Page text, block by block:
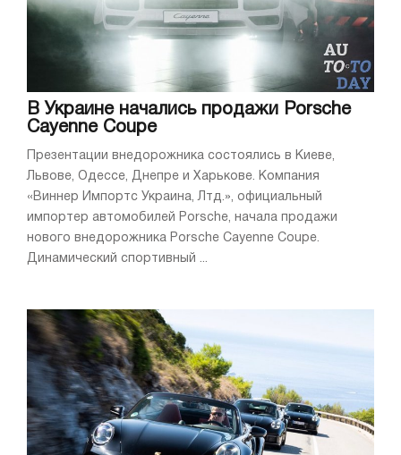
В Украине начались продажи Porsche
Cayenne Coupе
Презентации внедорожника состоялись в Киеве,
Львове, Одессе, Днепре и Харькове. Компания
«Виннер Импортс Украина, Лтд.», официальный
импортер автомобилей Porsche, начала продажи
нового внедорожника Porsche Cayenne Coupе.
Динамический спортивный ...